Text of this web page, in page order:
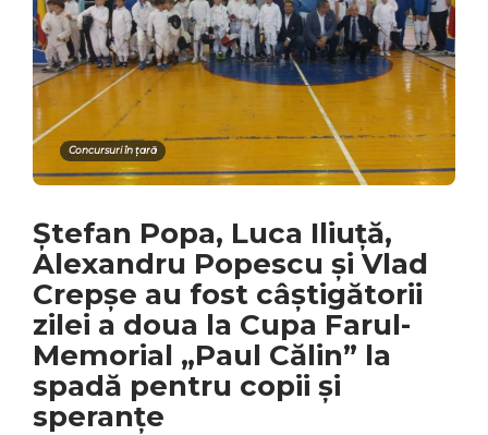
Concursuri în țară
Ștefan Popa, Luca Iliuță,
Alexandru Popescu și Vlad
Crepșe au fost câștigătorii
zilei a doua la Cupa Farul-
Memorial „Paul Călin” la
spadă pentru copii și
speranțe